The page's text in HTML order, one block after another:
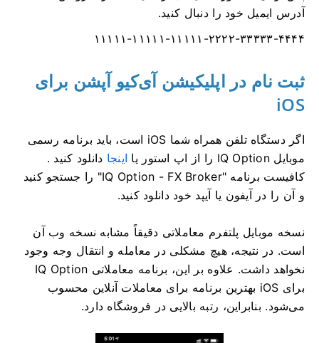
آدرس ایمیل خود را دنبال کنید.
۱۱۱۱۱-۱۱۱۱۱-۱۱۱۱۱-۲۲۲۲-۳۳۳۳۳-۴۴۴۴
ثبت نام در اپلیکیشن آی‌کیو آپشن برای
iOS
اگر دستگاه تلفن همراه شما iOS است، باید برنامه رسمی
موبایل IQ Option را از اپ استور یا
اینجا دانلود کنید .
کافیست برنامه "IQ Option - FX Broker" را جستجو کنید
و آن را در آیفون یا آیپد خود دانلود کنید.
نسخه موبایل پلتفرم معاملاتی دقیقاً مشابه نسخه وب آن
است. در نتیجه، هیچ مشکلی در معامله و انتقال وجه وجود
نخواهد داشت. علاوه بر این، برنامه معاملاتی IQ Option
برای iOS بهترین برنامه برای معاملات آنلاین محسوب
می‌شود. بنابراین، رتبه بالایی در فروشگاه دارد.